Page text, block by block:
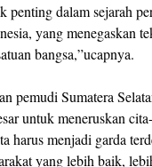
penting dalam sejarah
yang menegaskan
bangsa,”ucapnya.
pemudi Sumatera
untuk meneruskan
harus menjadi garda
yang lebih baik,